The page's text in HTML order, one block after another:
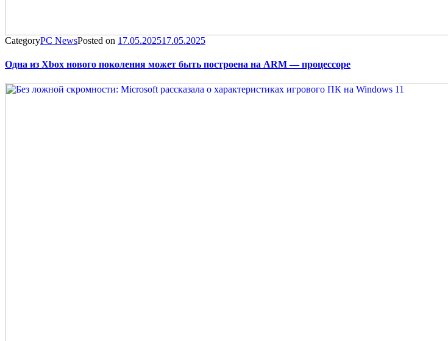
CategoryPC NewsPosted on 17.05.202517.05.2025
Одна из Xbox нового поколения может быть построена на ARM — процессоре